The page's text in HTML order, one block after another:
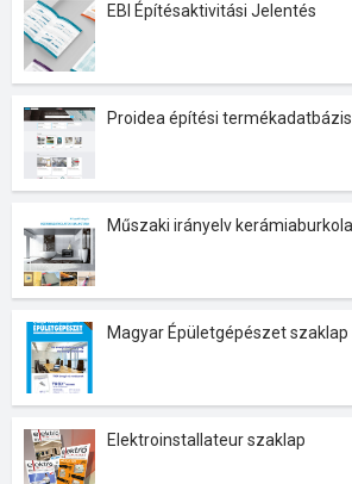
EBI Építésaktivitási Jelentés
Proidea építési
Műszaki irányelv
Magyar Épületgépészet szaklap
Elektroinstallateur szaklap